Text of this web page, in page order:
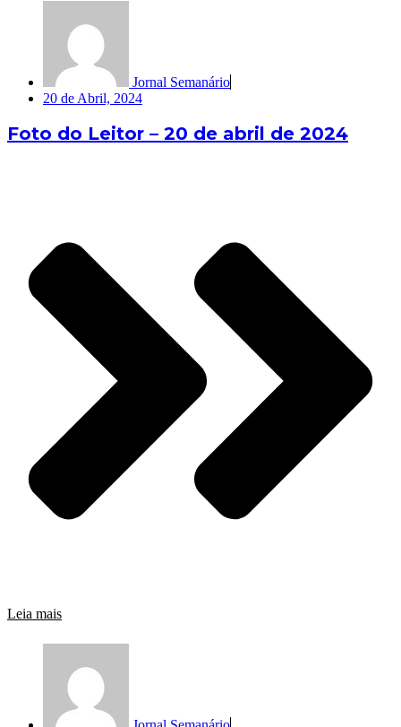
Jornal Semanário
20 de Abril, 2024
Foto do Leitor – 20 de abril de 2024
Leia mais